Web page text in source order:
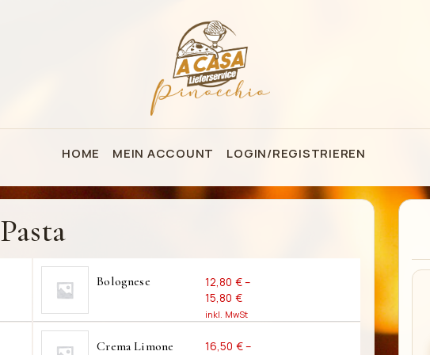
HOME MEIN ACCOUNT LOGIN/REGISTRIEREN
Pasta
Bolognese 12,80 €–
15,80 €
inkl. MwSt
inkl. MwSt.
Crema Limone 16,50 €–